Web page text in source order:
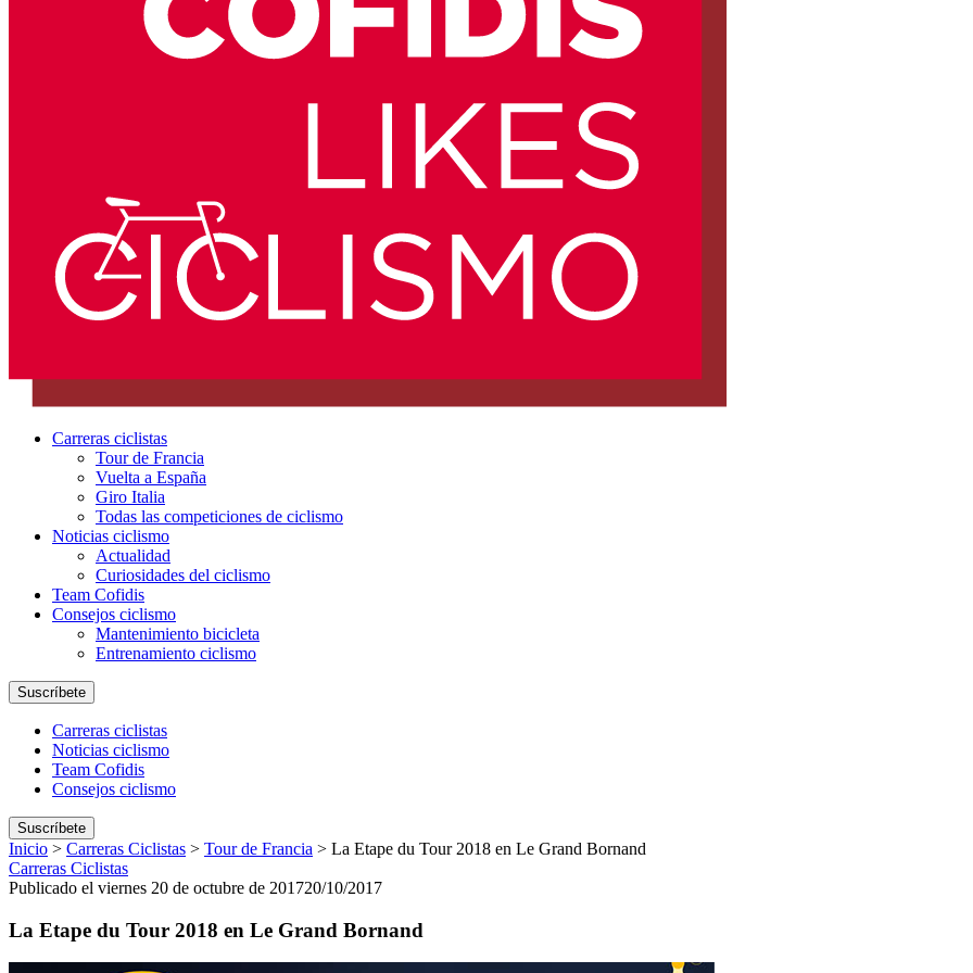
Carreras ciclistas
Tour de Francia
Vuelta a España
Giro Italia
Todas las competiciones de ciclismo
Noticias ciclismo
Actualidad
Curiosidades del ciclismo
Team Cofidis
Consejos ciclismo
Mantenimiento bicicleta
Entrenamiento ciclismo
Suscríbete
Carreras ciclistas
Noticias ciclismo
Team Cofidis
Consejos ciclismo
Suscríbete
Inicio > Carreras Ciclistas > Tour de Francia > La Etape du Tour 2018 en Le Grand Bornand
Carreras Ciclistas
Publicado el viernes 20 de octubre de 201720/10/2017
La Etape du Tour 2018 en Le Grand Bornand